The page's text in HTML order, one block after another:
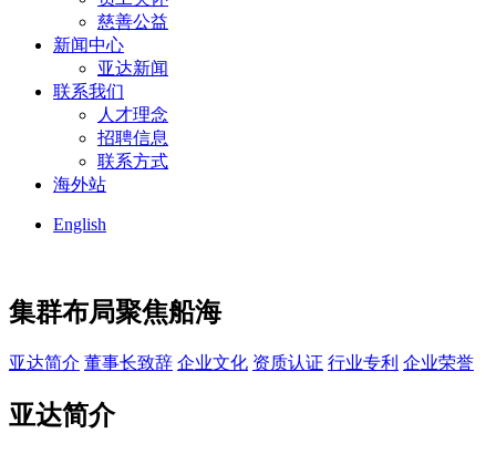
慈善公益
新闻中心
亚达新闻
联系我们
人才理念
招聘信息
联系方式
海外站
English
集群布局聚焦船海
亚达简介 董事长致辞 企业文化 资质认证 行业专利 企业荣誉
亚达简介